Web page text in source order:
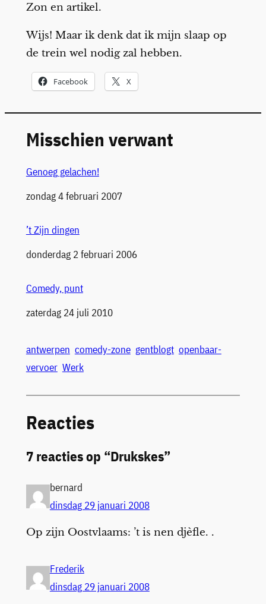
Zon en artikel.
Wijs! Maar ik denk dat ik mijn slaap op
de trein wel nodig zal hebben.
Facebook X
Misschien verwant
Genoeg gelachen!
Datum
zondag 4 februari 2007
’t Zijn dingen
Datum
donderdag 2 februari 2006
Comedy, punt
Datum
zaterdag 24 juli 2010
antwerpen comedy-zone gentblogt openbaar-
vervoer Werk
Reacties
7 reacties op “Drukskes”
bernard
dinsdag 29 januari 2008
Op zijn Oostvlaams: ’t is nen djèfle. .
Frederik
dinsdag 29 januari 2008